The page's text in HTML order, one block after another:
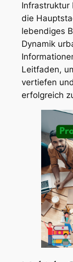
Infrastruktur
die
lebendiges
Dynamik
Leitfaden,
vertiefen
erfolgreich